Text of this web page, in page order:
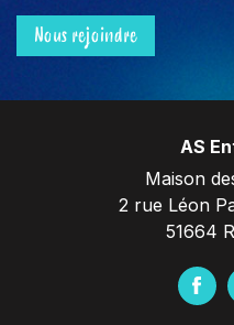
Nous rejoindre
AS
Maison
2 rue Léon
51664
F